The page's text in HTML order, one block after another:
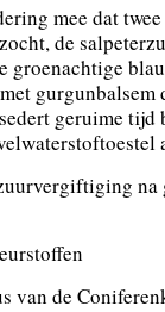
mee dat
de
groenachtige
gurgunbalsem
geruime tijd
na
van de